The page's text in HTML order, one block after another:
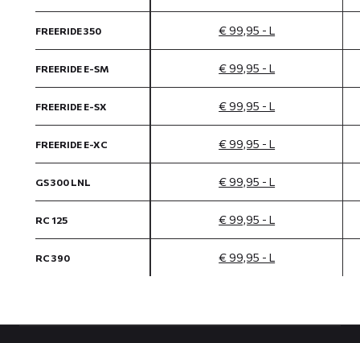
FREERIDE 350 € 99,95 - L
FREERIDE E-SM € 99,95 - L
FREERIDE E-SX € 99,95 - L
FREERIDE E-XC € 99,95 - L
GS 300 LNL € 99,95 - L
RC 125 € 99,95 - L
RC 390 € 99,95 - L